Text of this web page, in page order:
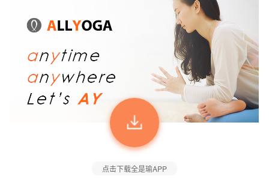
点击下载全是瑜APP